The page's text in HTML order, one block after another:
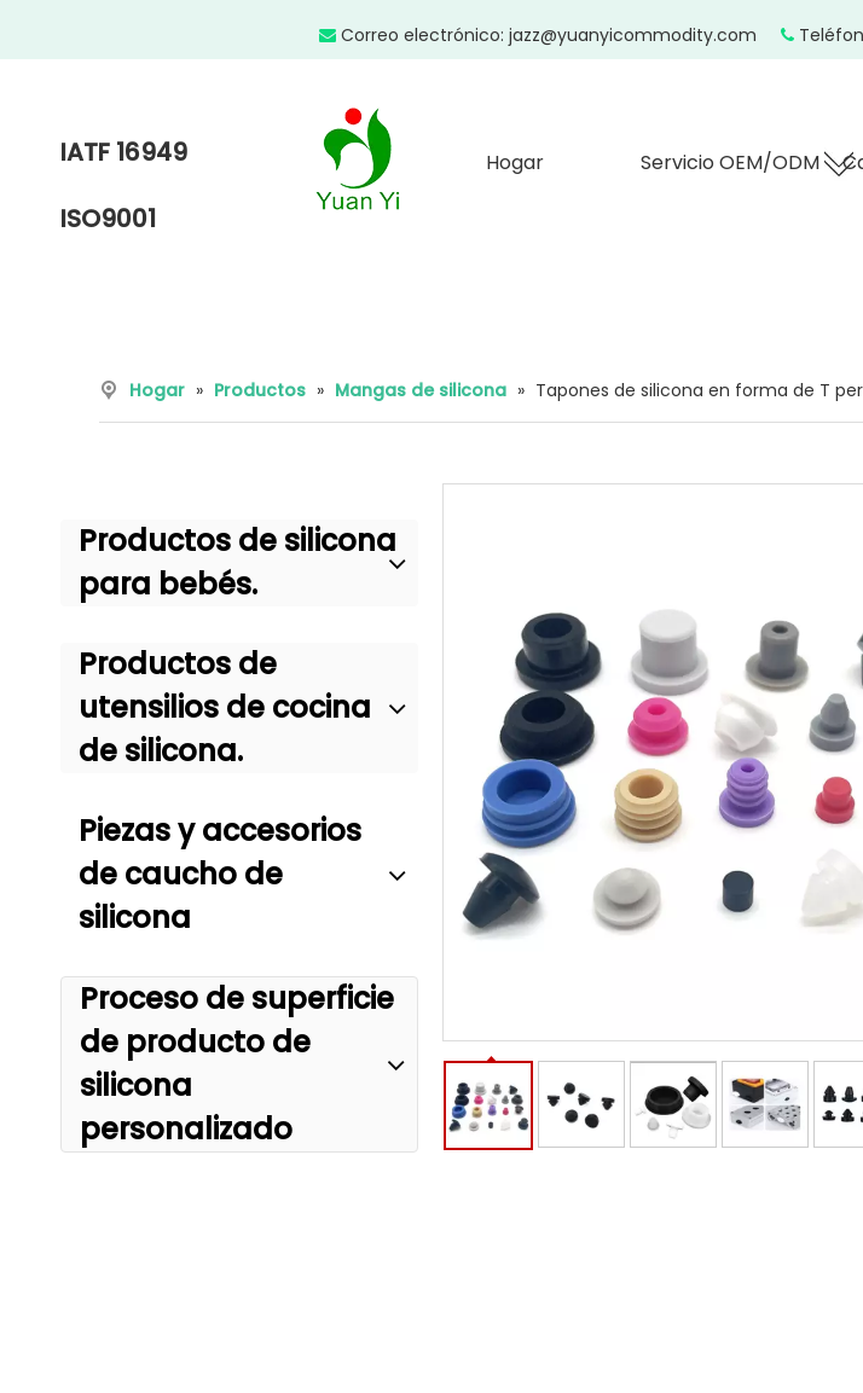
 Correo electrónico: jazz@yuanyicommodity.com 
IATF 16949
ISO9001
Hogar Servicio OEM/ODM
Hogar » Productos » Mangas de silicona » Tapones de silicona en forma de T
Productos de silicona
para bebés.
Productos de
utensilios de cocina
de silicona.
Piezas y accesorios
de caucho de
silicona
Proceso de superficie
de producto de
silicona
personalizado